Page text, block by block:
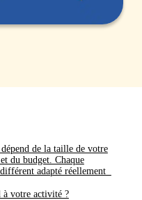
de la taille de votre
du budget. Chaque
adapté réellement
à votre activité ?